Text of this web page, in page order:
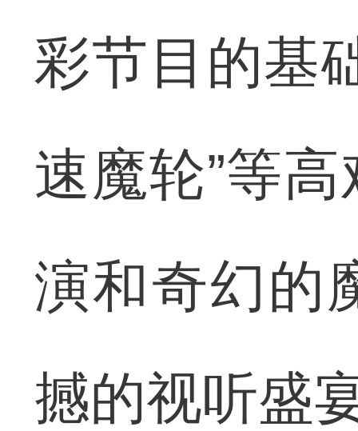
彩节目的基
速魔轮”等
演和奇幻的
撼的视听盛